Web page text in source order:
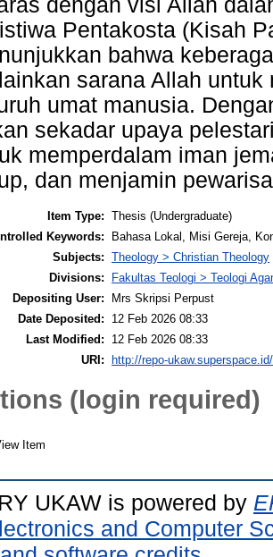
dengan visi Allah
Pentakosta (Kisah
bahwa
sarana Allah
umat manusia.
sekadar upaya
memperdalam iman
dan menjamin
Item Type: Thesis (Undergraduate)
Keywords:
Bahasa Lokal, Misi Gereja,
Subjects: Theology > Christian Theology
Divisions:
Fakultas Teologi > Teologi
Depositing User:
Mrs Skripsi Perpust
Date Deposited:
12 Feb 2026 08:33
Last Modified:
12 Feb 2026 08:33
URI:
http://repo-
(login required)
Item
UKAW is powered by
and Computer